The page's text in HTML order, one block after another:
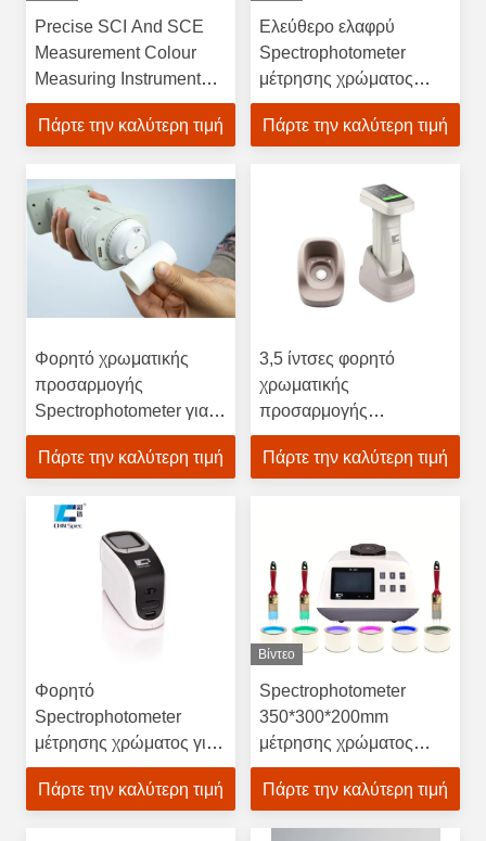
Precise SCI And SCE
Measurement Colour
Measuring Instrument
With Free PC Software
Πάρτε την καλύτερη τιμή
Ελεύθερο ελαφρύ
Spectrophotometer
μέτρησης χρώματος
λογισμικού PC με το
άνοιγμα δοκιμής 10mm
Πάρτε την καλύτερη τιμή
Φορητό χρωματικής
προσαρμογής
Spectrophotometer για
την πλαστική
χρωματίζοντας
ελεύθερο QC λογισμικό
Πάρτε την καλύτερη τιμή
3,5 ίντσες φορητό
χρωματικής
προσαρμογής
Spectrophotometer
οθόνης αφής για την
Πάρτε την καλύτερη τιμή
Φορητό
Spectrophotometer
μέτρησης χρώματος για
τα χρώματα χρωματικής
προσαρμογής
Πάρτε την καλύτερη τιμή
Βίντεο
Spectrophotometer
350*300*200mm
μέτρησης χρώματος
πηγής φωτός CLEDs
μέγεθος
Πάρτε την καλύτερη τιμή